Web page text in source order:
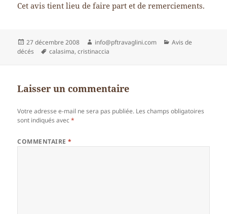
Cet avis tient lieu de faire part et de remerciements.
Publié
le
27 décembre 2008 Auteur
info@pftravaglini.com Catégories
Avis de
décés
Mots-
calasima,cristinaccia
Laisser un commentaire
Votre adresse e-mail ne sera pas publiée. Les champs obligatoires
sont indiqués avec*
COMMENTAIRE*